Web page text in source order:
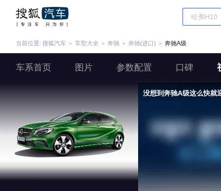
当前位置: 搜狐汽车 ＞ 车型大全 ＞ 奔驰 ＞ 奔驰(进口) ＞ 奔驰A级
车系首页 图片 参数配置 口碑
没想到奔驰A级这么快就